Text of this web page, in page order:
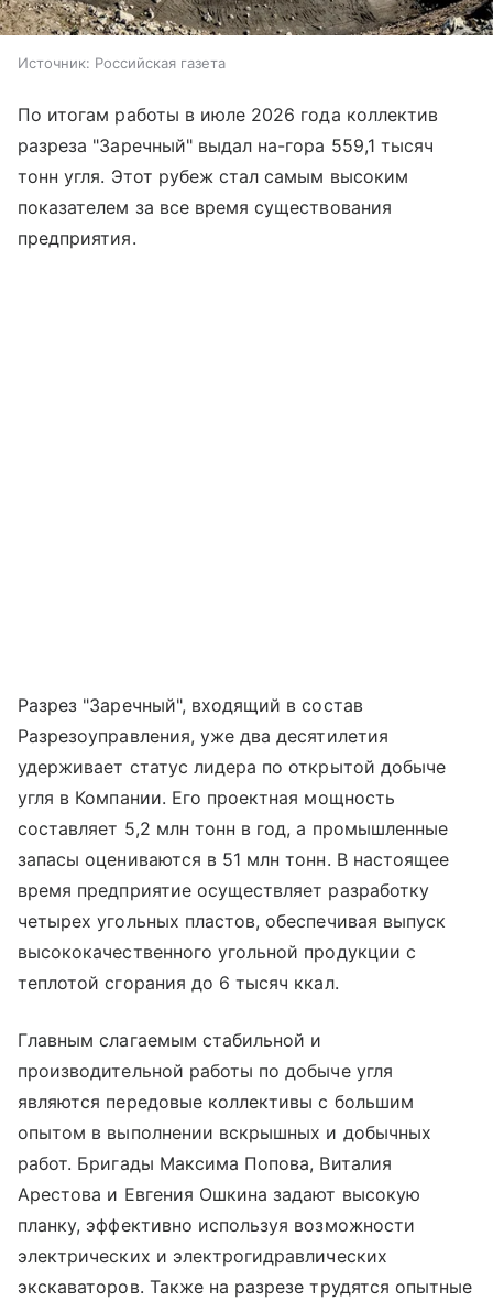
Источник: Российская газета
По итогам работы в июле 2026 года коллектив
разреза "Заречный" выдал на-гора 559,1 тысяч
тонн угля. Этот рубеж стал самым высоким
показателем за все время существования
предприятия.
Разрез "Заречный", входящий в состав
Разрезоуправления, уже два десятилетия
удерживает статус лидера по открытой добыче
угля в Компании. Его проектная мощность
составляет 5,2 млн тонн в год, а промышленные
запасы оцениваются в 51 млн тонн. В настоящее
время предприятие осуществляет разработку
четырех угольных пластов, обеспечивая выпуск
высококачественного угольной продукции с
теплотой сгорания до 6 тысяч ккал.
Главным слагаемым стабильной и
производительной работы по добыче угля
являются передовые коллективы с большим
опытом в выполнении вскрышных и добычных
работ. Бригады Максима Попова, Виталия
Арестова и Евгения Ошкина задают высокую
планку, эффективно используя возможности
электрических и электрогидравлических
экскаваторов. Также на разрезе трудятся опытные